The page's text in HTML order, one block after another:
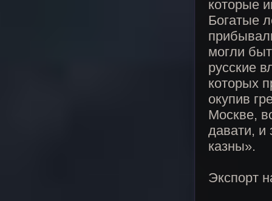
которые
Богатые
могли
русские
которых
окупив
Москве,
давати, и
казны».
Экспорт